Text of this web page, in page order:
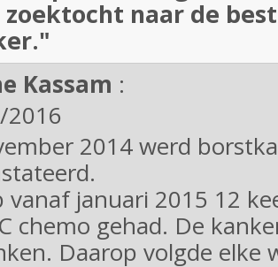
naar de
Kassam :
2014 werd
vanaf januari 2015 12
chemo gehad. De
Daarop volgde elke